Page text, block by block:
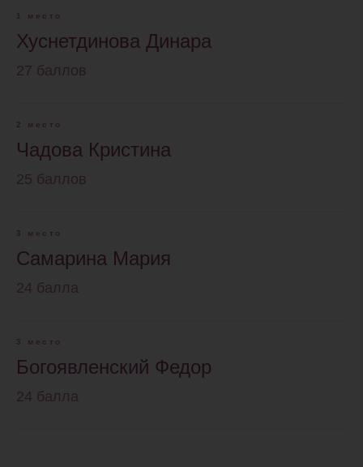
1 место
Хуснетдинова Динара
27 баллов
2 место
Чадова Кристина
25 баллов
3 место
Самарина Мария
24 балла
3 место
Богоявленский Федор
24 балла